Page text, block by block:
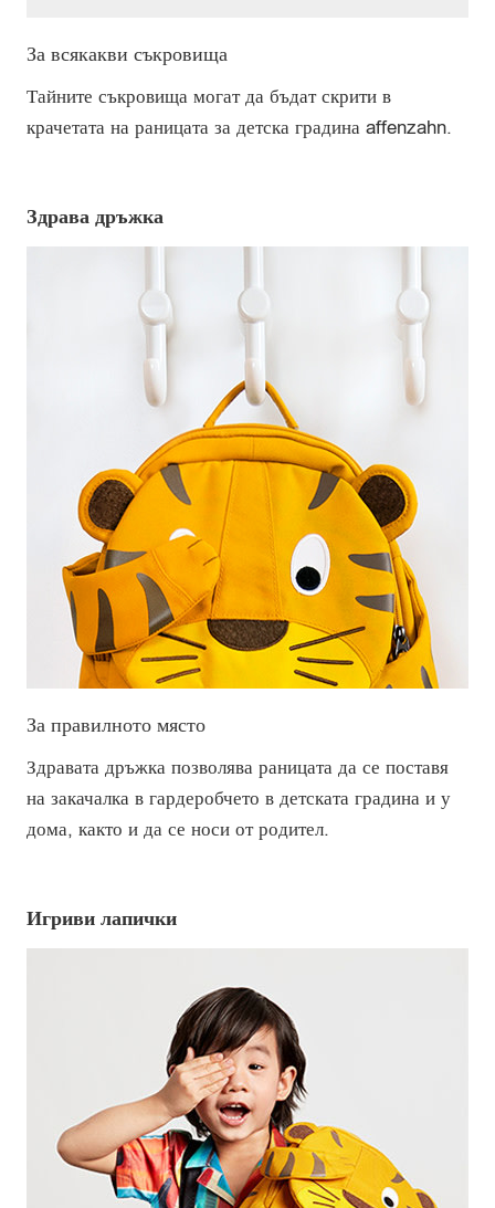
За всякакви съкровища
Тайните съкровища могат да бъдат скрити в
крачетата на раницата за детска градина affenzahn.
Здрава дръжка
За правилното място
Здравата дръжка позволява раницата да се поставя
на закачалка в гардеробчето в детската градина и у
дома, както и да се носи от родител.
Игриви лапички